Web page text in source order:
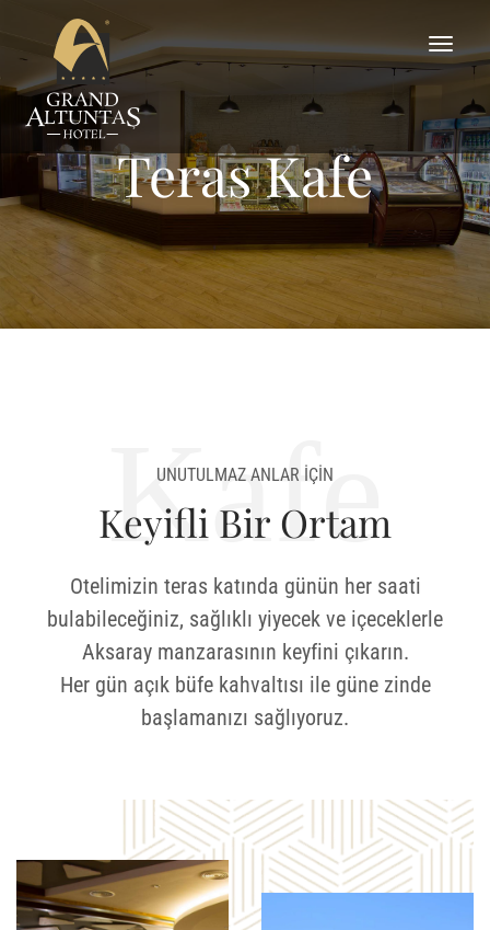
Teras Kafe
UNUTULMAZ ANLAR İÇİN
Keyifli Bir Ortam
Otelimizin teras katında günün her saati
bulabileceğiniz, sağlıklı yiyecek ve içeceklerle
Aksaray manzarasının keyfini çıkarın.
Her gün açık büfe kahvaltısı ile güne zinde
başlamanızı sağlıyoruz.
Kafe